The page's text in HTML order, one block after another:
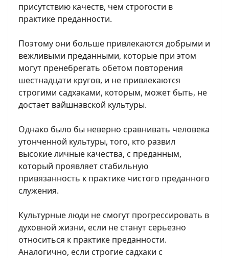
присутствию качеств, чем строгости в
практике преданности.
Поэтому они больше привлекаются добрыми и
вежливыми преданными, которые при этом
могут пренебрегать обетом повторения
шестнадцати кругов, и не привлекаются
строгими садхаками, которым, может быть, не
достает вайшнавской культуры.
Однако было бы неверно сравнивать человека
утонченной культуры, того, кто развил
высокие личные качества, с преданным,
который проявляет стабильную
привязанность к практике чистого преданного
служения.
Культурные люди не смогут прогрессировать в
духовной жизни, если не станут серьезно
относиться к практике преданности.
Аналогично, если строгие садхаки с